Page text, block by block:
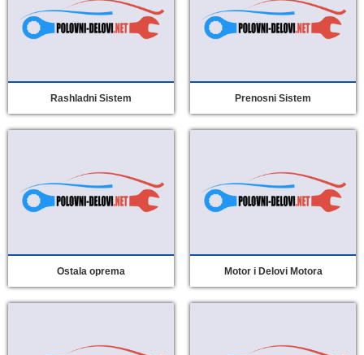
Rashladni Sistem Prenosni Sistem
Ostala oprema Motor i Delovi Motora